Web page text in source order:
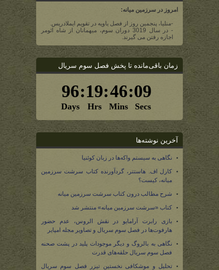
امروز در سرزمین میانه:
-منلیا، پنجمین روز از فصل یاویه در تقویم ایملادریس.
- در سال 3019 دوران سوم، میهمانان از شاه ائومر
اجازه رفتن می گیرند.
زمان باقی‌مانده تا پخش فصل سوم سریال
آخرین نوشته‌ها
نگاهی به سیستم واکه‌ها در زبان کوئنیا
کارل اف. هاستتر، گردآورنده کتاب سرشت سرزمین
میانه، کیست؟
شرح مطالب درون کتاب سرشت سرزمین میانه
کتاب «سرشت سرزمین میانه» منتشر شد
بازی رابرت آرامایو در نقش الروس، عدم حضور
هارفوت‌ها در فصل سوم سریال و تصاویر مجله امپایر
نگاهی به بالروگ و دیگر موجودات پلید در پشت صحنه
فصل سوم سریال حلقه‌های قدرت
تحلیل و موشکافی نخستین تیزر فصل سوم سریال